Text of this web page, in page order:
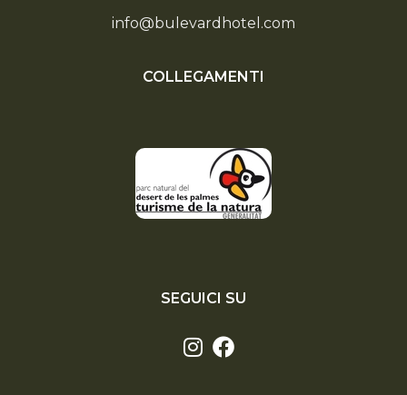
info@bulevardhotel.com
COLLEGAMENTI
SEGUICI SU